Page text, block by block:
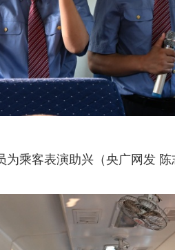
为乘客表演助兴（央广网发 陈